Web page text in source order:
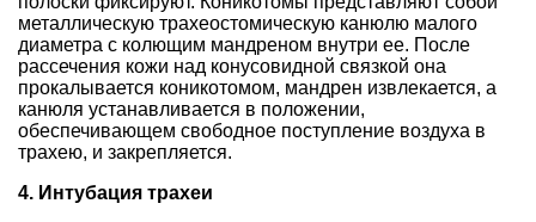
металлическую трахеостомическую канюлю малого
диаметра с колющим мандреном внутри ее. После
рассечения кожи над конусовидной связкой она
прокалывается коникотомом, мандрен извлекается, а
канюля устанавливается в положении,
обеспечивающем свободное поступление воздуха в
трахею, и закрепляется.
4. Интубация трахеи